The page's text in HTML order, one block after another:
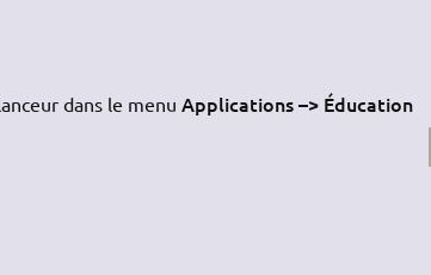
dans le menu Applications –> Éducation